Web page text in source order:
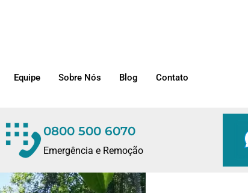
Equipe Sobre Nós Blog Contato
0800 500 6070
Emergência e Remoção